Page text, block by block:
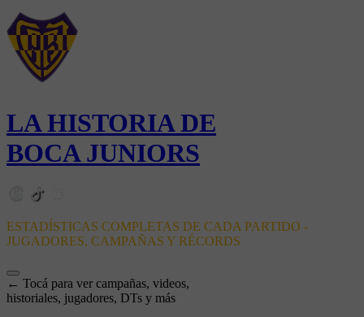
LA HISTORIA DE
BOCA JUNIORS
ESTADÍSTICAS COMPLETAS DE CADA PARTIDO -
JUGADORES, CAMPAÑAS Y RÉCORDS
← Tocá para ver campañas, videos,
historiales, jugadores, DTs y más